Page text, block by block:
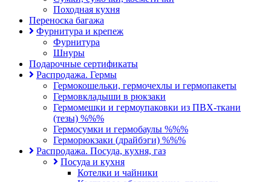
Походная кухня
Переноска багажа
Фурнитура и крепеж
Фурнитура
Шнуры
Подарочные сертификаты
Распродажа. Гермы
Гермокошельки, гермочехлы и гермопакеты
Гермовкладыши в рюкзаки
Гермомешки и гермоупаковки из ПВХ-ткани
(тезы) %%%
Гермосумки и гермобаулы %%%
Герморюкзаки (драйбэги) %%%
Распродажа. Посуда, кухня, газ
Посуда и кухня
Котелки и чайники